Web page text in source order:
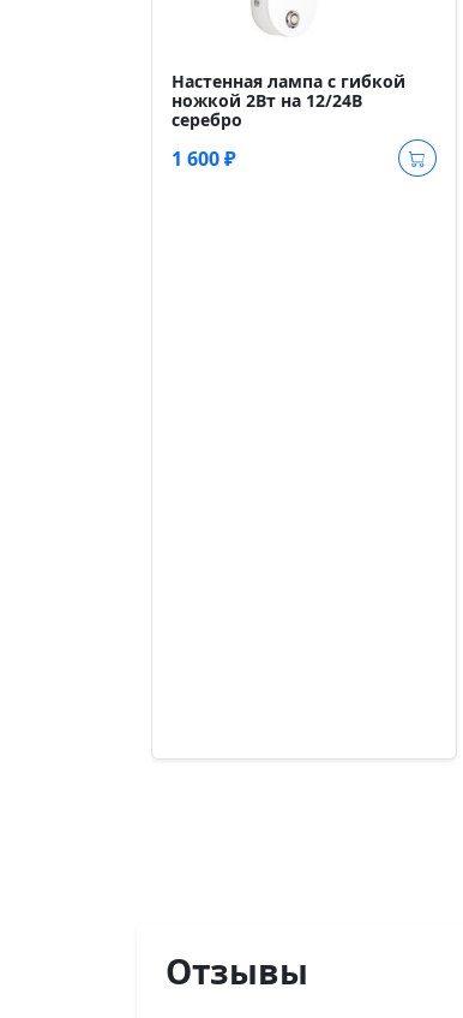
Настенная лампа с гибкой
ножкой 2Вт на 12/24В
серебро
1 600 ₽
Отзывы